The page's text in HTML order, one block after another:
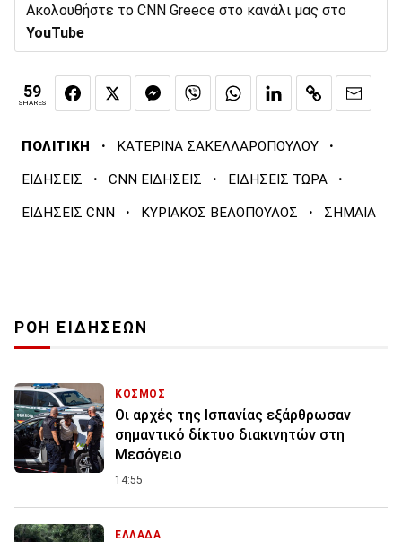
Ακολουθήστε το CNN Greece στο κανάλι μας στο
YouTube
59
SHARES
ΠΟΛΙΤΙΚΗ · ΚΑΤΕΡΙΝΑ ΣΑΚΕΛΛΑΡΟΠΟΥΛΟΥ ·
ΕΙΔΗΣΕΙΣ · CNN ΕΙΔΗΣΕΙΣ · ΕΙΔΗΣΕΙΣ ΤΩΡΑ ·
ΕΙΔΗΣΕΙΣ CNN · ΚΥΡΙΑΚΟΣ ΒΕΛΟΠΟΥΛΟΣ · ΣΗΜΑΙΑ
ΡΟΗ ΕΙΔΗΣΕΩΝ
ΚΟΣΜΟΣ
Οι αρχές της Ισπανίας εξάρθρωσαν
σημαντικό δίκτυο διακινητών στη
Μεσόγειο
14:55
ΕΛΛΑΔΑ